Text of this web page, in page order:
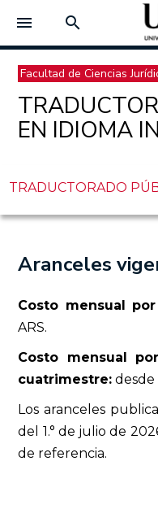
menu search
Facultad de Ciencias
EN IDIOMA
TRADUCTORADO
Aranceles
Costo mensual
ARS.
Costo mensual
cuatrimestre: desde
Los aranceles
del 1.° de julio de
de referencia.